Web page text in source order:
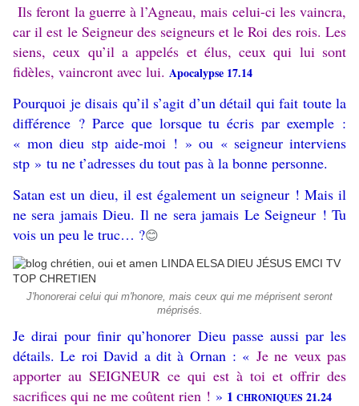
Ils feront la guerre à l’Agneau, mais celui-ci les vaincra,
car il est le Seigneur des seigneurs et le Roi des rois. Les
siens, ceux qu’il a appelés et élus, ceux qui lui sont
fidèles, vaincront avec lui. Apocalypse 17.14
Pourquoi je disais qu’il s’agit d’un détail qui fait toute la
différence ? Parce que lorsque tu écris par exemple :
« mon dieu stp aide-moi ! » ou « seigneur interviens
stp » tu ne t’adresses du tout pas à la bonne personne.
Satan est un dieu, il est également un seigneur ! Mais il
ne sera jamais Dieu. Il ne sera jamais Le Seigneur ! Tu
vois un peu le truc… ?😊
J'honorerai celui qui m'honore, mais ceux qui me méprisent seront
méprisés.
Je dirai pour finir qu’honorer Dieu passe aussi par les
détails. Le roi David a dit à Ornan : « Je ne veux pas
apporter au SEIGNEUR ce qui est à toi et offrir des
sacrifices qui ne me coûtent rien ! » 1 CHRONIQUES 21.24